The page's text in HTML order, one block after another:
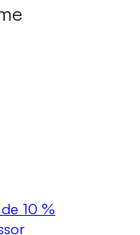
10 %